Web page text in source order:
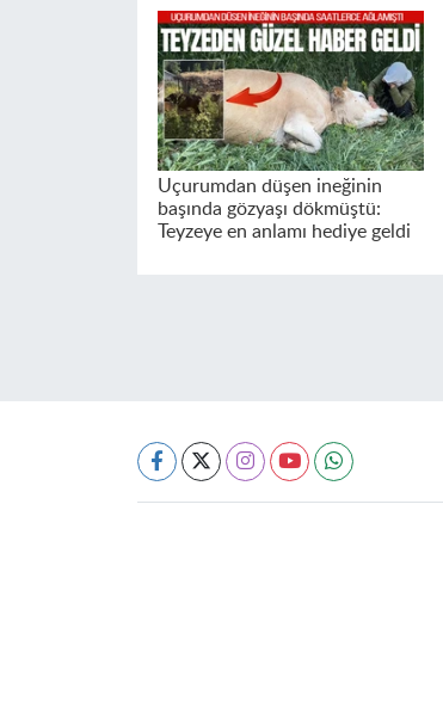
Uçurumdan düşen ineğinin
başında gözyaşı dökmüştü:
Teyzeye en anlamı hediye geldi